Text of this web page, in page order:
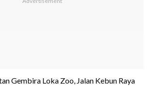
Gembira Loka Zoo, Jalan Kebun Raya